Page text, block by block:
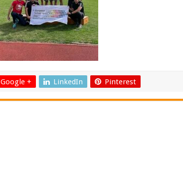
Google + LinkedIn Pinterest